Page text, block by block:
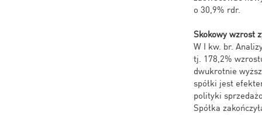
o 30,9% rdr.
Skokowy wzrost
W I kw. br.
tj. 178,2%
dwukrotnie
spółki jest
polityki
Spółka